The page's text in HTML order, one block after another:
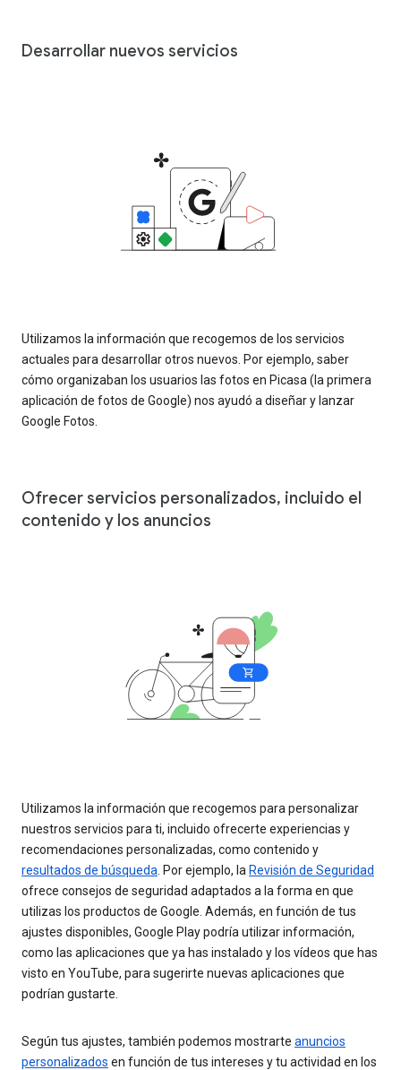
Desarrollar nuevos servicios
Utilizamos la información que recogemos de los servicios
actuales para desarrollar otros nuevos. Por ejemplo, saber
cómo organizaban los usuarios las fotos en Picasa (la primera
aplicación de fotos de Google) nos ayudó a diseñar y lanzar
Google Fotos.
Ofrecer servicios personalizados, incluido el
contenido y los anuncios
Utilizamos la información que recogemos para personalizar
nuestros servicios para ti, incluido ofrecerte experiencias y
recomendaciones personalizadas, como contenido y
resultados de búsqueda . Por ejemplo, la Revisión de Seguridad
ofrece consejos de seguridad adaptados a la forma en que
utilizas los productos de Google. Además, en función de tus
ajustes disponibles, Google Play podría utilizar información,
como las aplicaciones que ya has instalado y los vídeos que has
visto en YouTube, para sugerirte nuevas aplicaciones que
podrían gustarte.
Según tus ajustes, también podemos mostrarte anuncios
personalizados en función de tus intereses y tu actividad en los